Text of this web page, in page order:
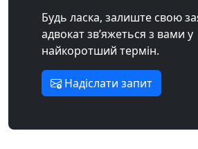
Будь ласка, залиште свою
адвокат зв’яжеться з вами у
найкоротший термін.
Надіслати запит